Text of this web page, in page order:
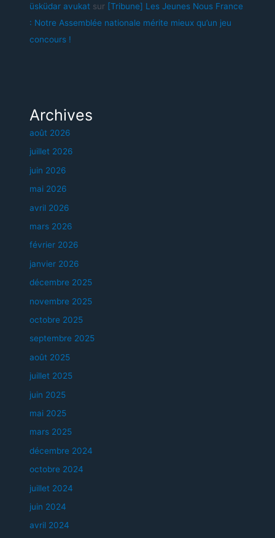
üsküdar avukat sur [Tribune] Les Jeunes Nous France
: Notre Assemblée nationale mérite mieux qu’un jeu
concours !
Archives
août 2026
juillet 2026
juin 2026
mai 2026
avril 2026
mars 2026
février 2026
janvier 2026
décembre 2025
novembre 2025
octobre 2025
septembre 2025
août 2025
juillet 2025
juin 2025
mai 2025
mars 2025
décembre 2024
octobre 2024
juillet 2024
juin 2024
avril 2024